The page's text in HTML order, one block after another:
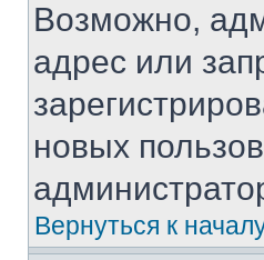
Возможно,
адрес или
новых
Вернуться к